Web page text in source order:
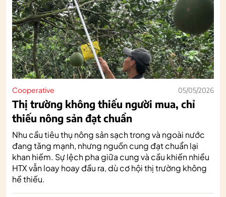
Cooperative 05/05/2026
Thị trường không thiếu người mua, chỉ
thiếu nông sản đạt chuẩn
Nhu cầu tiêu thụ nông sản sạch trong và ngoài nước
đang tăng mạnh, nhưng nguồn cung đạt chuẩn lại
khan hiếm. Sự lệch pha giữa cung và cầu khiến nhiều
HTX vẫn loay hoay đầu ra, dù cơ hội thị trường không
hề thiếu.